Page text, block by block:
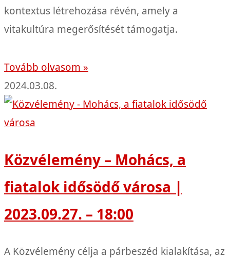
kontextus létrehozása révén, amely a
vitakultúra megerősítését támogatja.
Tovább olvasom »
2024.03.08.
Közvélemény – Mohács, a
fiatalok idősödő városa |
2023.09.27. – 18:00
A Közvélemény célja a párbeszéd kialakítása, az